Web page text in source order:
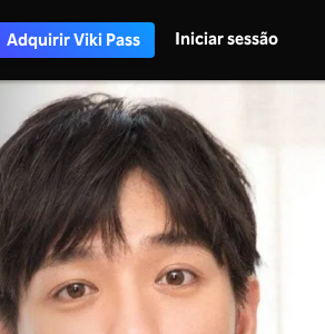
Adquirir Viki Pass Iniciar sessão